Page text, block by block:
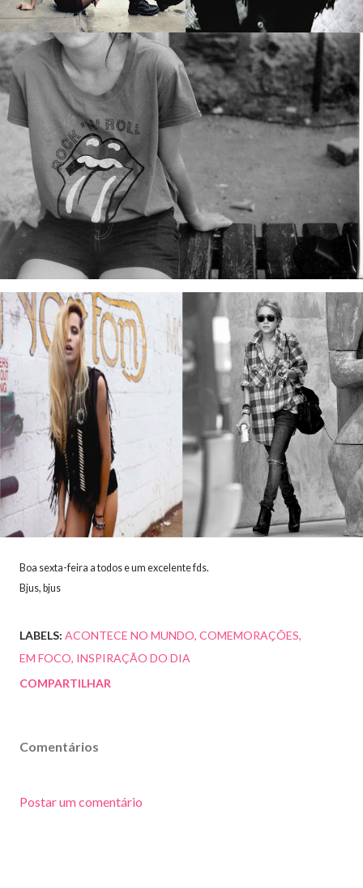
Boa sexta-feira a todos e um excelente fds.
Bjus, bjus
LABELS: ACONTECE NO MUNDO COMEMORAÇÕES
EM FOCO INSPIRAÇÃO DO DIA
COMPARTILHAR
Comentários
Postar um comentário